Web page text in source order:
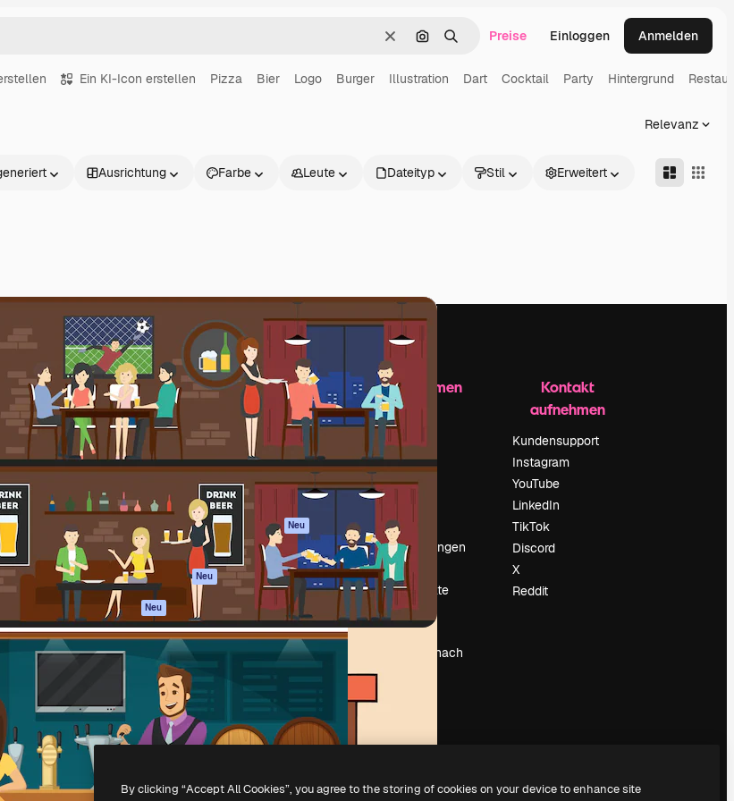
LöschenNach Bild suchen
SuchenPreise Einloggen Anmelden
Ein KI-Icon erstellen Pizza Bier Logo Burger Illustration Dart Cocktail Party Hintergrund
Relevanz
Ausrichtung Farbe Leute Dateityp Stil Erweitert
beste
als 1 Million
Unternehmen,
Produkte
Spaces
KI-Assistent
KI-Bildgenerator
KI-
Stimmengenerator
Stock-Inhalte
MCP für
Claude/ChatGPT
Neu
Agenten Neu
API
Mobile App
Alle Magnific-Tools
Loslegen
Academy
Dokumentation
Support
AGB
Datenschutzerklärung
Originale Neu
Cookie-Richtlinie
Vertrauenszentrum
Partner
Unternehmen
Unternehmen
Preise
Über uns
Reviews
Karriere
Suchtrends
Blog
Veranstaltungen
Slidesgo
Deine Inhalte
verkaufen
Pressesaal
Suchst du nach
magnific.ai
Kontakt
aufnehmen
Kundensupport
Instagram
YouTube
LinkedIn
TikTok
Discord
X
Reddit
S.L.U. Alle Rechte vorbehalten.
By clicking “Accept All Cookies”, you agree to the storing of cookies on your device to enhance site